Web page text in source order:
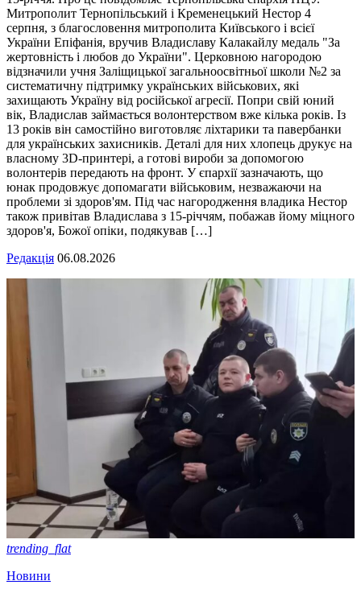
Митрополит Тернопільський і Кременецький Нестор 4
серпня, з благословення митрополита Київського і всієї
України Епіфанія, вручив Владиславу Калакайлу медаль "За
жертовність і любов до України". Церковною нагородою
відзначили учня Заліщицької загальноосвітньої школи №2 за
систематичну підтримку українських військових, які
захищають Україну від російської агресії. Попри свій юний
вік, Владислав займається волонтерством вже кілька років. Із
13 років він самостійно виготовляє ліхтарики та павербанки
для українських захисників. Деталі для них хлопець друкує на
власному 3D-принтері, а готові вироби за допомогою
волонтерів передають на фронт. У єпархії зазначають, що
юнак продовжує допомагати військовим, незважаючи на
проблеми зі здоров'ям. Під час нагородження владика Нестор
також привітав Владислава з 15-річчям, побажав йому міцного
здоров'я, Божої опіки, подякував […]
Редакція 06.08.2026
trending_flat
Новини